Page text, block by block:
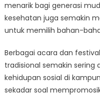
menarik bagi generasi
kesehatan juga semakin
untuk memilih bahan-
Berbagai acara dan
tradisional semakin
kehidupan sosial di
sekadar soal